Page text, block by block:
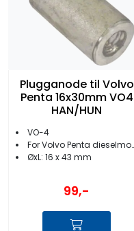
Plugganode til Volvo
Penta 16x30mm VO4
HAN/HUN
VO-4
For Volvo Penta dieselmotorer
ØxL: 16 x 43 mm
99,-